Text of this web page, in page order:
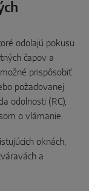
odolajú pokusu
čapov a
prispôsobiť
požadovanej
odolnosti (RC),
o vlámanie.
oknách,
a